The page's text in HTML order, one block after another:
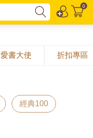
0
愛書大使 折扣專區
經典100